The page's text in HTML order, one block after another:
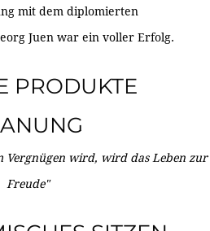
mit dem diplomierten
Juen war ein voller Erfolg.
PRODUKTE
Vergnügen wird, wird das Leben zur
Freude"